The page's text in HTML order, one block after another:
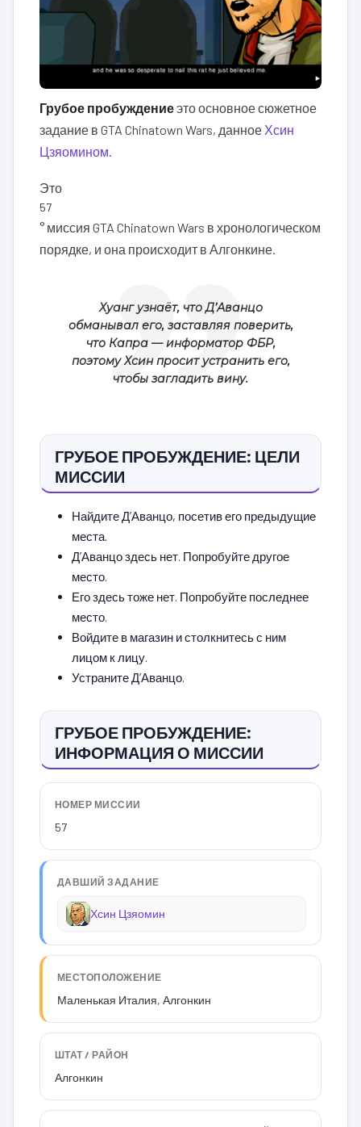
Грубое пробуждениеэто основное сюжетное
задание в GTA Chinatown Wars, данное Хсин
Цзяомином.
Это
57
° миссия GTA Chinatown Wars в хронологическом
порядке, и она происходит в Алгонкине.
Хуанг узнаёт, что Д’Аванцо
обманывал его, заставляя поверить,
что Капра — информатор ФБР,
поэтому Хсин просит устранить его,
чтобы загладить вину.
ГРУБОЕ ПРОБУЖДЕНИЕ: ЦЕЛИ
МИССИИ
Найдите Д’Аванцо, посетив его предыдущие
места.
Д’Аванцо здесь нет. Попробуйте другое
место.
Его здесь тоже нет. Попробуйте последнее
место.
Войдите в магазин и столкнитесь с ним
лицом к лицу.
Устраните Д’Аванцо.
ГРУБОЕ ПРОБУЖДЕНИЕ:
ИНФОРМАЦИЯ О МИССИИ
НОМЕР МИССИИ
57
ДАВШИЙ ЗАДАНИЕ
Хсин Цзяомин
МЕСТОПОЛОЖЕНИЕ
Маленькая Италия, Алгонкин
ШТАТ / РАЙОН
Алгонкин